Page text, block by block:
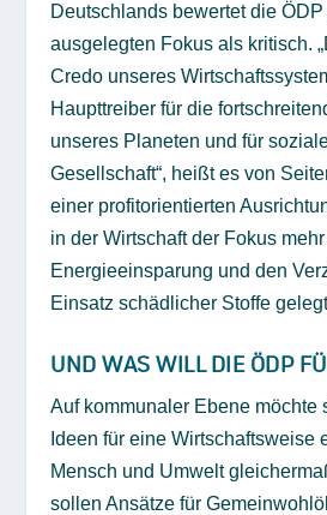
Deutschlands bewertet die
ausgelegten Fokus als kritisch.
Credo unseres
Haupttreiber für die
unseres Planeten und für
Gesellschaft“, heißt es von
einer profitorientierten
in der Wirtschaft der Fokus
Energieeinsparung und den
Einsatz schädlicher Stoffe
UND WAS WILL DIE ÖDP
Auf kommunaler Ebene möchte
Ideen für eine Wirtschaftsweise
Mensch und Umwelt
sollen Ansätze für